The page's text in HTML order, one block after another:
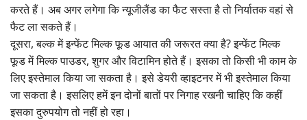
करते हैं। अब अगर लगेगा कि न्यूजीलैंड का फैट सस्ता है तो निर्यातक वहां से
फैट ला सकते हैं।
दूसरा, बल्क में इन्फेंट मिल्क फूड आयात की जरूरत क्या है? इन्फेंट मिल्क
फूड में मिल्क पाउडर, शुगर और विटामिन होते हैं। इसका तो किसी भी काम के
लिए इस्तेमाल किया जा सकता है। इसे डेयरी व्हाइटनर में भी इस्तेमाल किया
जा सकता है। इसलिए हमें इन दोनों बातों पर निगाह रखनी चाहिए कि कहीं
इसका दुरुपयोग तो नहीं हो रहा।